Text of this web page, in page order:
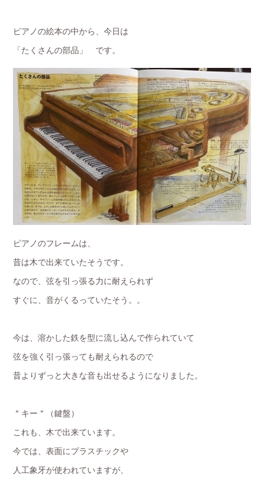
ピアノの絵本の中から、今日は
「たくさんの部品」 です。
ピアノのフレームは、
昔は木で出来ていたそうです。
なので、弦を引っ張る力に耐えられず
すぐに、音がくるっていたそう。。
今は、溶かした鉄を型に流し込んで作られていて
弦を強く引っ張っても耐えられるので
昔よりずっと大きな音も出せるようになりました。
＂キー＂（鍵盤）
これも、木で出来ています。
今では、表面にプラスチックや
人工象牙が使われていますが、